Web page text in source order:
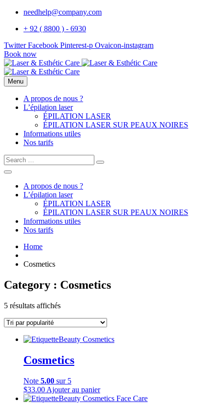
needhelp@company.com
+ 92 ( 8800 ) - 6930
Twitter Facebook Pinterest-p Ovaicon-instagram
Book now
Menu
A propos de nous ?
L’épilation laser
ÉPILATION LASER
ÉPILATION LASER SUR PEAUX NOIRES
Informations utiles
Nos tarifs
A propos de nous ?
L’épilation laser
ÉPILATION LASER
ÉPILATION LASER SUR PEAUX NOIRES
Informations utiles
Nos tarifs
Home
Cosmetics
Category : Cosmetics
5 résultats affichés
Beauty Cosmetics
Cosmetics
Note 5.00 sur 5
$33.00 Ajouter au panier
Beauty Cosmetics Face Care